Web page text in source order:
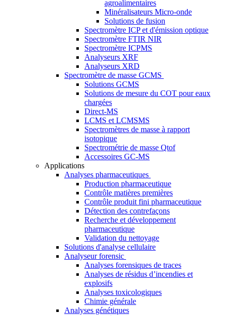
agroalimentaires
Minéralisateurs Micro-onde
Solutions de fusion
Spectromètre ICP et d'émission optique
Spectromètre FTIR NIR
Spectromètre ICPMS
Analyseurs XRF
Analyseurs XRD
Spectromètre de masse GCMS
Solutions GCMS
Solutions de mesure du COT pour eaux
chargées
Direct-MS
LCMS et LCMSMS
Spectromètres de masse à rapport
isotopique
Spectrométrie de masse Qtof
Accessoires GC-MS
Applications
Analyses pharmaceutiques
Production pharmaceutique
Contrôle matières premières
Contrôle produit fini pharmaceutique
Détection des contrefaçons
Recherche et développement
pharmaceutique
Validation du nettoyage
Solutions d'analyse cellulaire
Analyseur forensic
Analyses forensiques de traces
Analyses de résidus d’incendies et
explosifs
Analyses toxicologiques
Chimie générale
Analyses génétiques